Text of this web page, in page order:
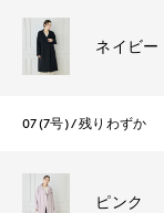
ネイビー
07(7号) 残りわずか
ピンク